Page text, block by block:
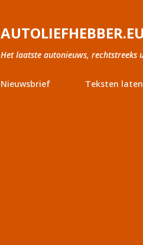
AUTOLIEFHEBBER.EU
Het laatste autonieuws, rechtstreeks
Nieuwsbrief Teksten